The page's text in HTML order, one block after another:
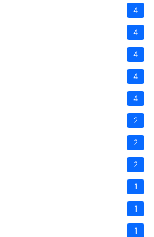
4
4
4
4
4
2
2
2
1
1
1